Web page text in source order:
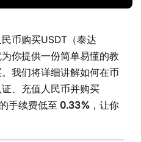
币购买USDT（泰达
你提供一份简单易懂的教
我们将详细讲解如何在币
、充值人民币并购买
手续费低至 0.33% ，让你